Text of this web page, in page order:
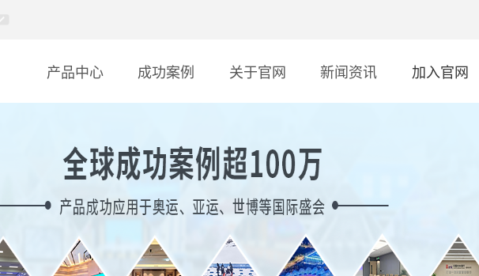
产品中心 成功案例 关于官网 新闻资讯 加入官网